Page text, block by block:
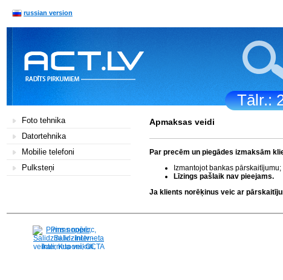
Tālr.:
russian version
Foto tehnika
Datortehnika
Mobilie telefoni
Pulksteņi
Apmaksas veidi
Par precēm un piegādes izmaksām
Izmantojot bankas pārskaitījumu;
Līzings pašlaik nav pieejams.
Ja klients norēķinus veic ar
Pirms nopērc,
Salidzini.lv - Interneta
veikali, Kuponi, OCTA